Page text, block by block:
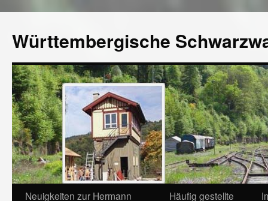
Württembergische
Neuigkeiten zur Hermann
Häufig gestellte